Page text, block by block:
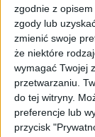
zgodnie z
zgody lub
zmienić swoje
że niektóre
wymagać Twojej
przetwarzaniu.
do tej witryny.
preferencje lub
przycisk
PROMOCJA!